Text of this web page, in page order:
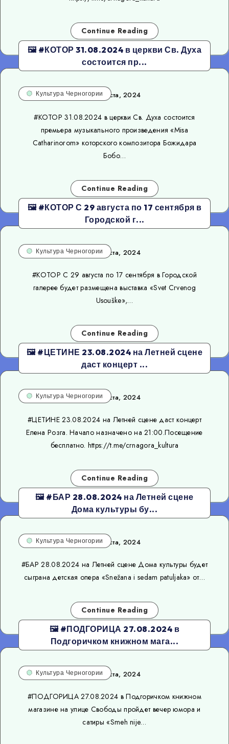
Continue Reading
🖼 #КОТОР 31.08.2024 в церкви Св. Духа
состоится пр...
Культура Черногории30 августа, 2024
#КОТОР 31.08.2024 в церкви Св. Духа состоится
премьера музыкального произведения «Misa
Catharinorom» которского композитора Божидара
Бобо…
Continue Reading
🖼 #КОТОР С 29 августа по 17 сентября в
Городской г...
Культура Черногории26 августа, 2024
#КОТОР С 29 августа по 17 сентября в Городской
галерее будет размещена выставка «Svet Crvenog
Usouške»,…
Continue Reading
🖼 #ЦЕТИНЕ 23.08.2024 на Летней сцене
даст концерт ...
Культура Черногории26 августа, 2024
#ЦЕТИНЕ 23.08.2024 на Летней сцене даст концерт
Елена Розга. Начало назначено на 21:00.Посещение
бесплатно. https://t.me/crnagora_kultura
Continue Reading
🖼 #БАР 28.08.2024 на Летней сцене
Дома культуры бу...
Культура Черногории25 августа, 2024
#БАР 28.08.2024 на Летней сцене Дома культуры будет
сыграна детская опера «Snežana i sedam patuljaka» от…
Continue Reading
🖼 #ПОДГОРИЦА 27.08.2024 в
Подгоричком книжном мага...
Культура Черногории25 августа, 2024
#ПОДГОРИЦА 27.08.2024 в Подгоричком книжном
магазине на улице Свободы пройдет вечер юмора и
сатиры «Smeh nije…